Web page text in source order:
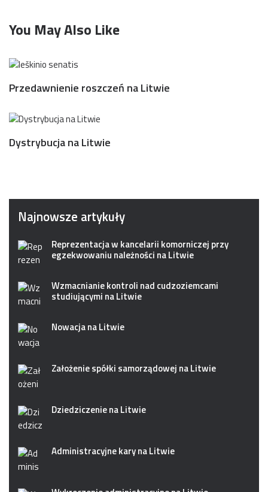
You May Also Like
Przedawnienie roszczeń na Litwie
Dystrybucja na Litwie
Najnowsze artykuły
Reprezentacja w kancelarii komorniczej przy
egzekwowaniu należności na Litwie
Wzmacnianie kontroli nad cudzoziemcami
studiującymi na Litwie
Nowacja na Litwie
Założenie spółki samorządowej na Litwie
Dziedziczenie na Litwie
Administracyjne kary na Litwie